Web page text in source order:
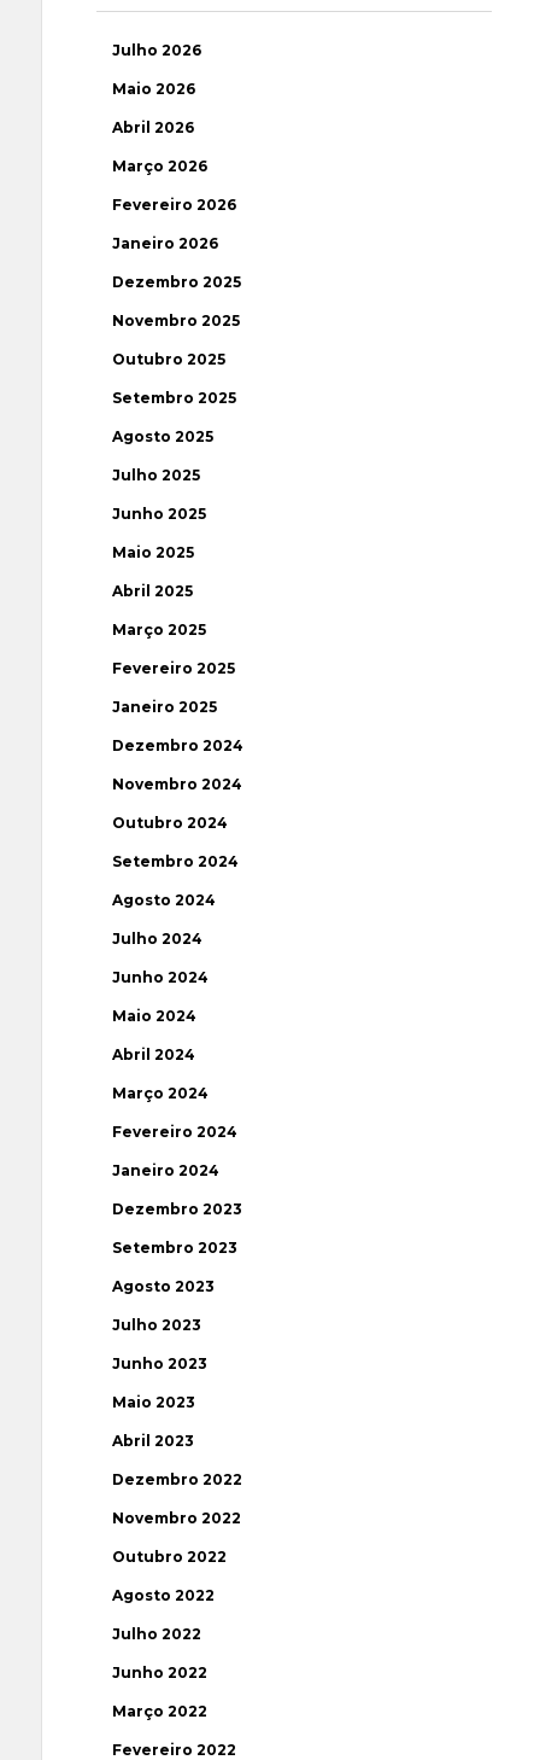
Julho 2026
Maio 2026
Abril 2026
Março 2026
Fevereiro 2026
Janeiro 2026
Dezembro 2025
Novembro 2025
Outubro 2025
Setembro 2025
Agosto 2025
Julho 2025
Junho 2025
Maio 2025
Abril 2025
Março 2025
Fevereiro 2025
Janeiro 2025
Dezembro 2024
Novembro 2024
Outubro 2024
Setembro 2024
Agosto 2024
Julho 2024
Junho 2024
Maio 2024
Abril 2024
Março 2024
Fevereiro 2024
Janeiro 2024
Dezembro 2023
Setembro 2023
Agosto 2023
Julho 2023
Junho 2023
Maio 2023
Abril 2023
Dezembro 2022
Novembro 2022
Outubro 2022
Agosto 2022
Julho 2022
Junho 2022
Março 2022
Fevereiro 2022